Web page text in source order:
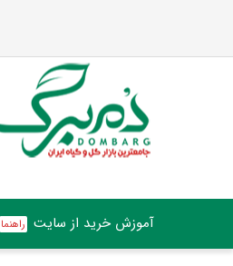
آموزش خرید از سایت